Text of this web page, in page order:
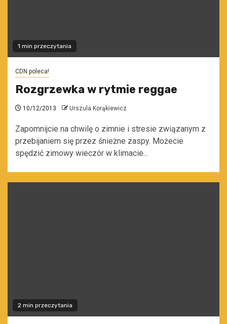
1 min przeczytania
CDN poleca!
Rozgrzewka w rytmie reggae
10/12/2013 Urszula Korąkiewicz
Zapomnijcie na chwilę o zimnie i stresie związanym z
przebijaniem się przez śnieżne zaspy. Możecie
spędzić zimowy wieczór w klimacie...
2 min przeczytania